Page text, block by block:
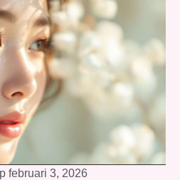
februari 3, 2026